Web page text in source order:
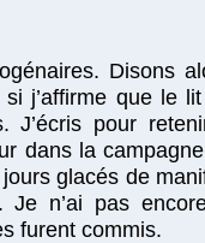
Disons
j’affirme que le
pour
dans la
glacés de
n’ai pas
furent commis.